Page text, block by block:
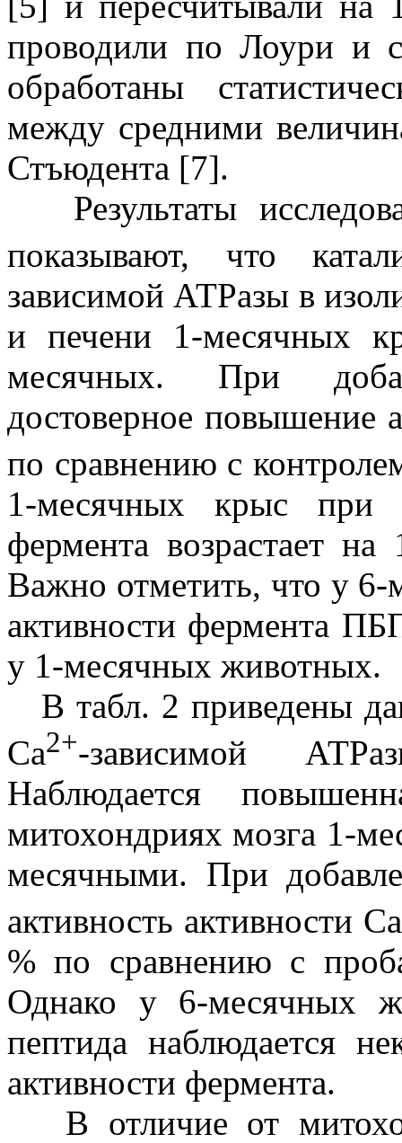
проводили по Лоури и
обработаны
между средними
Стъюдента [7].
Результаты
показывают, что
зависимой АТРазы в
и печени 1-месячных
месячных. При
достоверное повышение
по сравнению с
1-месячных крыс при
фермента возрастает
Важно отметить, что у
активности фермента
у 1-месячных животных.
В табл. 2 приведены
Ca2+-зависимой
Наблюдается
митохондриях мозга 1-
месячными. При
активность активности Ca
% по сравнению с
Однако у 6-месячных
пептида наблюдается
активности фермента.
В отличие от